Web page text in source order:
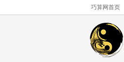
巧算网首页